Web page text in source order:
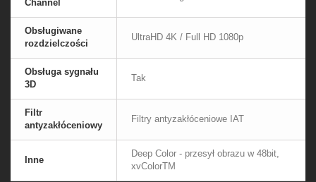
Channel
Obsługiwane
rozdzielczości
UltraHD 4K / Full HD 1080p
Obsługa sygnału
3D
Tak
Filtr
antyzakłóceniowy
Filtry antyzakłóceniowe IAT
Inne
Deep Color - przesył obrazu w 48bit,
xvColorTM